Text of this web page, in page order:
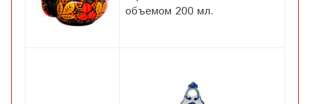
объемом 200 мл.